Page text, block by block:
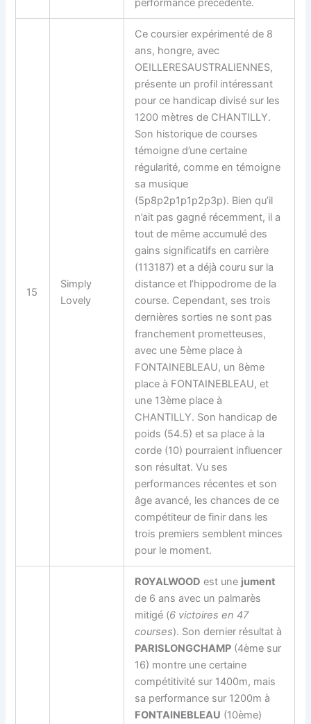
15
Simply
Lovely
Ce coursier expérimenté de 8
ans, hongre, avec
OEILLERESAUSTRALIENNES,
présente un profil intéressant
pour ce handicap divisé sur les
1200 mètres de CHANTILLY.
Son historique de courses
témoigne d’une certaine
régularité, comme en témoigne
sa musique
(5p8p2p1p1p2p3p). Bien qu’il
n’ait pas gagné récemment, il a
tout de même accumulé des
gains significatifs en carrière
(113187) et a déjà couru sur la
distance et l’hippodrome de la
course. Cependant, ses trois
dernières sorties ne sont pas
franchement prometteuses,
avec une 5ème place à
FONTAINEBLEAU, un 8ème
place à FONTAINEBLEAU, et
une 13ème place à
CHANTILLY. Son handicap de
poids (54.5) et sa place à la
corde (10) pourraient influencer
son résultat. Vu ses
performances récentes et son
âge avancé, les chances de ce
compétiteur de finir dans les
trois premiers semblent minces
pour le moment.
ROYALWOOD est une jument
de 6 ans avec un palmarès
mitigé (6 victoires en 47
courses). Son dernier résultat à
PARISLONGCHAMP (4ème sur
16) montre une certaine
compétitivité sur 1400m, mais
sa performance sur 1200m à
FONTAINEBLEAU (10ème)